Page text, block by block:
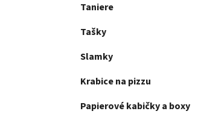
Taniere
Tašky
Slamky
Krabice na pizzu
Papierové kabičky a boxy